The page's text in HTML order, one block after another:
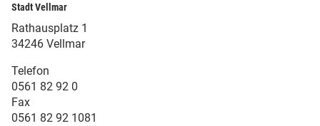
Stadt Vellmar
Rathausplatz 1
34246 Vellmar
Telefon
0561 82 92 0
Fax
0561 82 92 1081